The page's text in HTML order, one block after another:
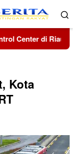
Lanud Sjamsudin
Kota